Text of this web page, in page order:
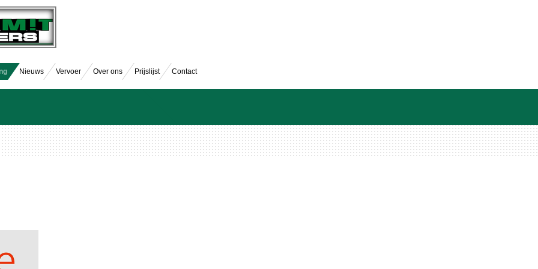
Nieuws Vervoer Over ons Prijslijst Contact